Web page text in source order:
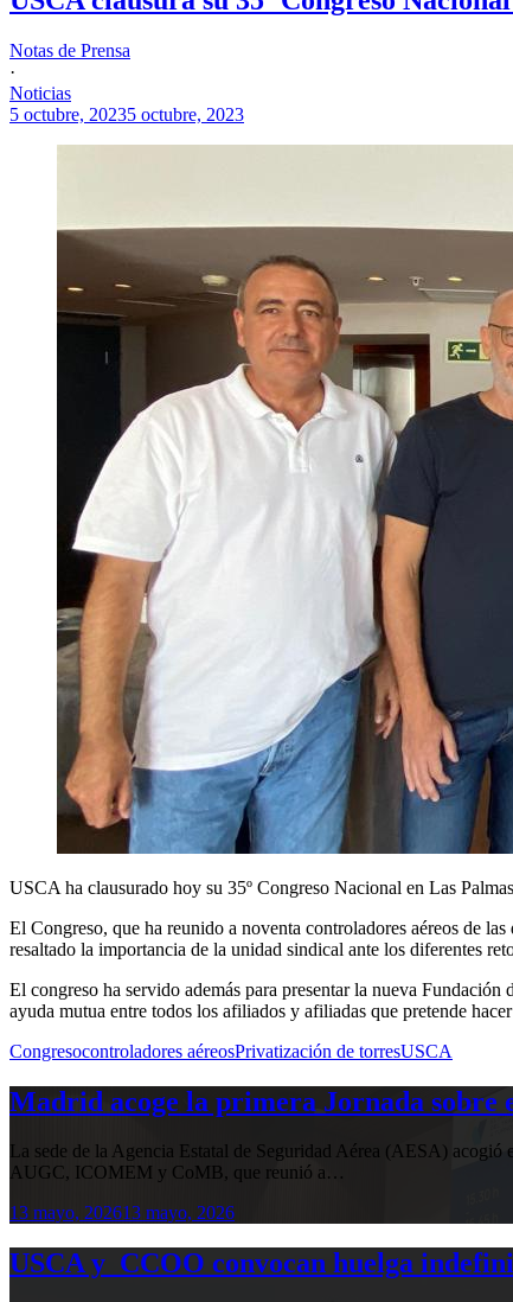
Notas de Prensa
·
Noticias
5 octubre, 20235 octubre, 2023
USCA ha clausurado hoy su 35º Congreso Nacional en Las
El Congreso, que ha reunido a noventa controladores aéreos de
resaltado la importancia de la unidad sindical ante los diferentes
El congreso ha servido además para presentar la nueva
ayuda mutua entre todos los afiliados y afiliadas que pretende
Congresocontroladores aéreosPrivatización de torresUSCA
Madrid acoge la primera Jornada sobre
La sede de la Agencia Estatal de Seguridad Aérea (AESA)
AUGC, ICOMEM y CoMB, que reunió a…
13 mayo, 202613 mayo, 2026
USCA y CCOO convocan huelga